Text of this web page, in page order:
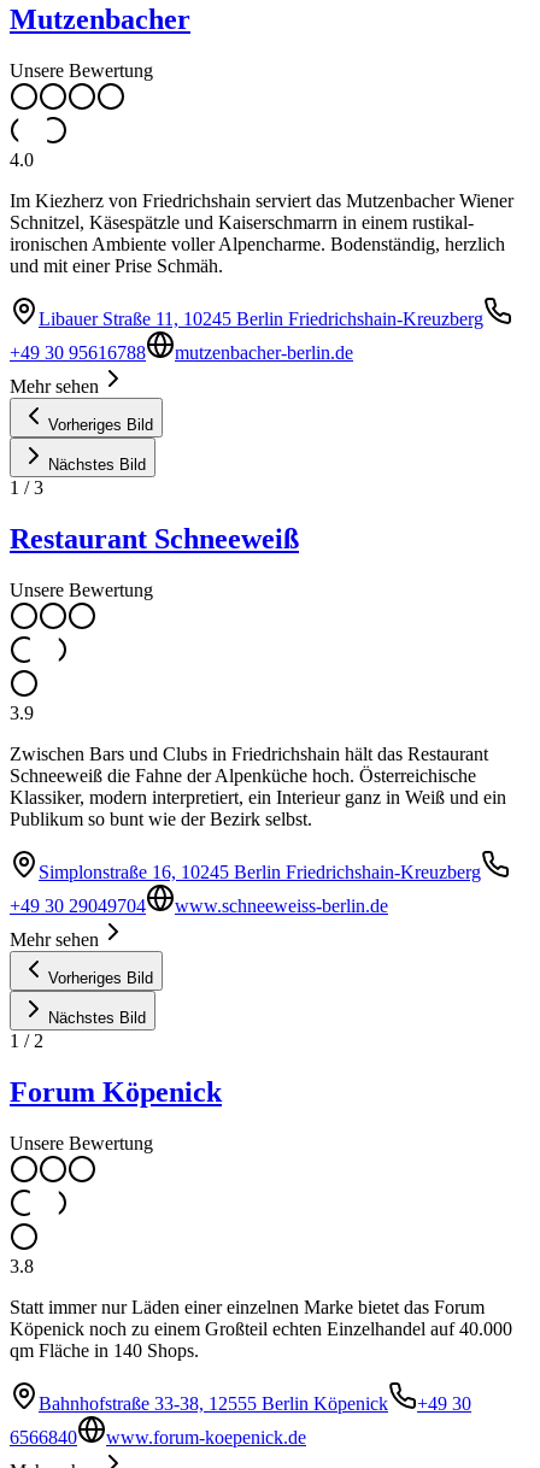
Mutzenbacher
Unsere Bewertung
4.0
Im Kiezherz von Friedrichshain serviert das Mutzenbacher Wiener
Schnitzel, Käsespätzle und Kaiserschmarrn in einem rustikal-
ironischen Ambiente voller Alpencharme. Bodenständig, herzlich
und mit einer Prise Schmäh.
Libauer Straße 11, 10245 Berlin Friedrichshain-Kreuzberg
+49 30 95616788
mutzenbacher-berlin.de
Mehr sehen
Vorheriges Bild
Nächstes Bild
1 /3
Restaurant Schneeweiß
Unsere Bewertung
3.9
Zwischen Bars und Clubs in Friedrichshain hält das Restaurant
Schneeweiß die Fahne der Alpenküche hoch. Österreichische
Klassiker, modern interpretiert, ein Interieur ganz in Weiß und ein
Publikum so bunt wie der Bezirk selbst.
Simplonstraße 16, 10245 Berlin Friedrichshain-Kreuzberg
+49 30 29049704
www.schneeweiss-berlin.de
Mehr sehen
Vorheriges Bild
Nächstes Bild
1 / 2
Forum Köpenick
Unsere Bewertung
3.8
Statt immer nur Läden einer einzelnen Marke bietet das Forum
Köpenick noch zu einem Großteil echten Einzelhandel auf 40.000
qm Fläche in 140 Shops.
Bahnhofstraße 33-38, 12555 Berlin Köpenick
+49 30
6566840
www.forum-koepenick.de